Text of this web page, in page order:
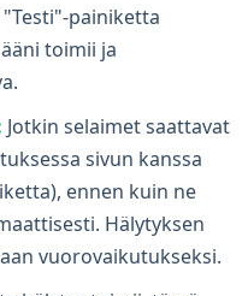
"Testi"-painiketta
toimii ja
Jotkin selaimet saattavat
sivun kanssa
ennen kuin ne
Hälytyksen
vuorovaikutukseksi.